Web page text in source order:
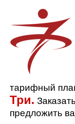
тарифный
Три.
предложить